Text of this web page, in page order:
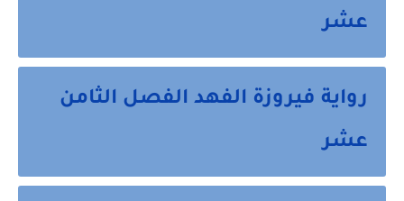
عشر
رواية فيروزة الفهد الفصل الثامن
عشر